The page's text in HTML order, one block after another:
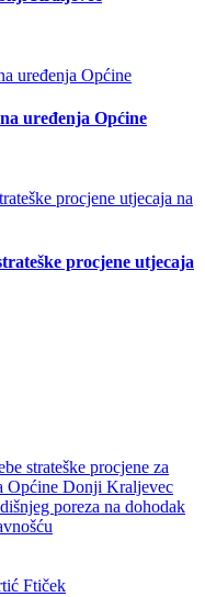
uređenja Općine
procjene utjecaja
strateške procjene za
Općine Donji Kraljevec
poreza na dohodak
Ftiček